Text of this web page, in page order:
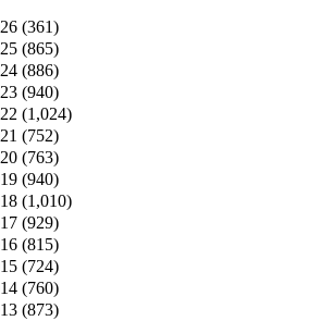
(361)
(865)
(886)
(940)
(1,024)
(752)
(763)
(940)
(1,010)
(929)
(815)
(724)
(760)
(873)